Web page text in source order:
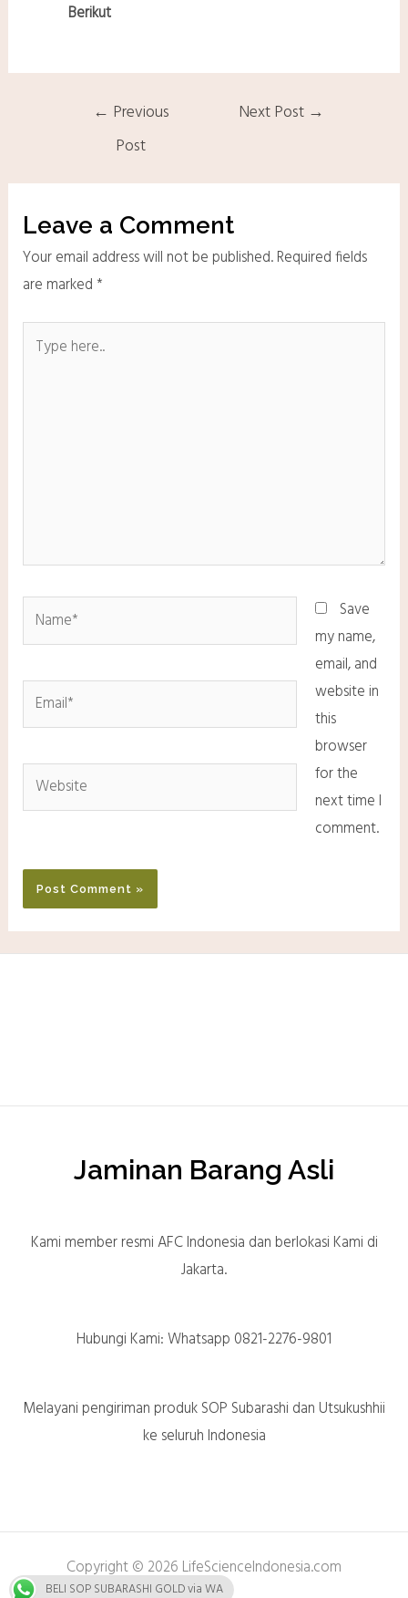
Berikut
← Previous
Post
Next Post →
Leave a Comment
Your email address will not be published.Required fields
are marked *
Save
my name,
email, and
website in
this
browser
for the
next time I
comment.
Jaminan Barang Asli
Kami member resmi AFC Indonesia dan berlokasi Kami di
Jakarta.
Hubungi Kami: Whatsapp 0821-2276-9801
Melayani pengiriman produk SOP Subarashi dan Utsukushhii
ke seluruh Indonesia
Copyright © 2026 LifeScienceIndonesia.com
BELI SOP SUBARASHI GOLD via WA